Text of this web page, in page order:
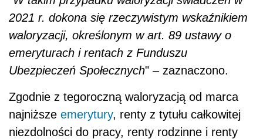
2021 r. dokona się rzeczywistym wskaźnikiem
waloryzacji, określonym w art. 89 ustawy o
emeryturach i rentach z Funduszu
Ubezpieczeń Społecznych" – zaznaczono.
Zgodnie z tegoroczną waloryzacją od marca
najniższe emerytury, renty z tytułu całkowitej
niezdolności do pracy, renty rodzinne i renty